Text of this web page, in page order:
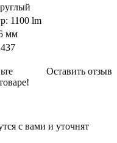
1100 lm
мм
Оставить отзыв
с вами и уточнят